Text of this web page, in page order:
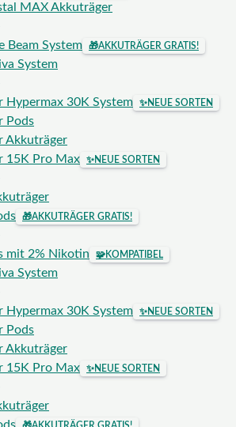
MAX Akkuträger
Beam System
🎁AKKUTRÄGER GRATIS!
System
Hypermax 30K System
✨NEUE SORTEN
Pods
Akkuträger
15K Pro Max
✨NEUE SORTEN
🎁AKKUTRÄGER GRATIS!
mit 2% Nikotin
🧩KOMPATIBEL
System
Hypermax 30K System
✨NEUE SORTEN
Pods
Akkuträger
15K Pro Max
✨NEUE SORTEN